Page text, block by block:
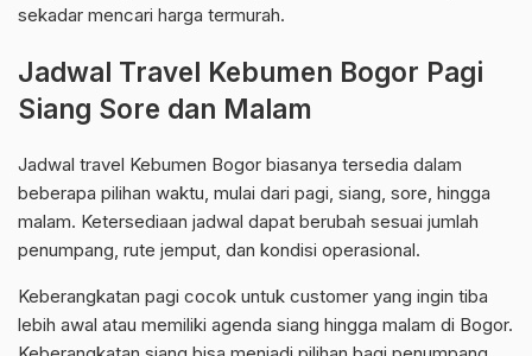
sekadar mencari harga termurah.
Jadwal Travel Kebumen Bogor Pagi
Siang Sore dan Malam
Jadwal travel Kebumen Bogor biasanya tersedia dalam
beberapa pilihan waktu, mulai dari pagi, siang, sore, hingga
malam. Ketersediaan jadwal dapat berubah sesuai jumlah
penumpang, rute jemput, dan kondisi operasional.
Keberangkatan pagi cocok untuk customer yang ingin tiba
lebih awal atau memiliki agenda siang hingga malam di Bogor.